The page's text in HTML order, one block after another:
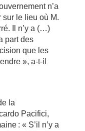
n’a
sur le lieu où M.
Il n’y a (…)
part des
que les
», a-t-il
la
Pacifici,
: « S’il n’y a